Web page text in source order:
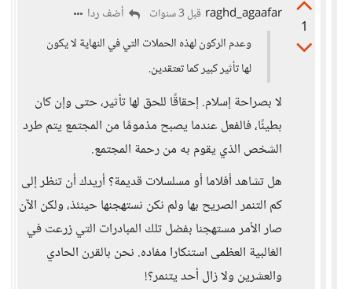
1
raghd_agaafar قبل 3 سنوات
أضف ردا
وعدم الركون لهذه الحملات التي في النهاية لا يكون
لها تأثير كبير كما تعتقدين.
لا بصراحة إسلام. إحقاقًا للحق لها تأثير، حتى وإن كان
بطيئًا، فالفعل عندما يصبح مذمومًا من المجتمع يتم طرد
الشخص الذي يقوم به من رحمة المجتمع.
هل تشاهد أفلاما أو مسلسلات قديمة؟ أريدك أن تنظر إلى
كم التنمر الصريح بها ولم نكن نستهجنها حينئذ، ولكن الآن
صار الأمر مستهجنا بفضل تلك المبادرات التي زرعت في
الغالبية العظمى استنكارا مفاده. نحن بالقرن الحادي
والعشرين ولا زال أحد يتنمر؟!